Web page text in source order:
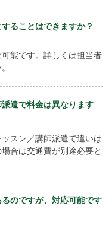
ることはできますか？
能です。詳しくは担当者
遣で料金は異なります
スン／講師派遣で違いは
合は交通費が別途必要と
のですが、対応可能です